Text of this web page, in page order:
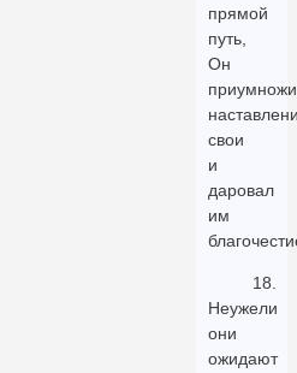
прямой
путь,
Он
свои
и
даровал
им
18.
Неужели
они
ожидают